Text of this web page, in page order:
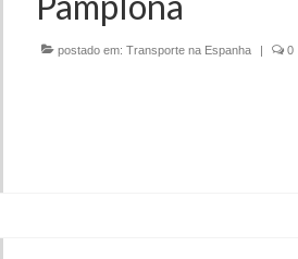
postado em: Transporte na Espanha 0